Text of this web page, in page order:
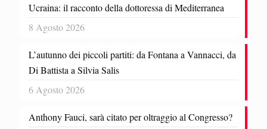
Ucraina: il racconto della dottoressa di Mediterranea
8 Agosto 2026
L’autunno dei piccoli partiti: da Fontana a Vannacci, da
Di Battista a Silvia Salis
6 Agosto 2026
Anthony Fauci, sarà citato per oltraggio al Congresso?